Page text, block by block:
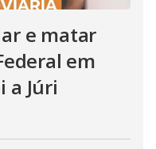
e matar
em
a Júri